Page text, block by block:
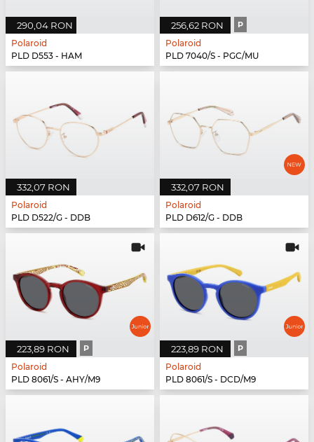
290,04 RON
Polaroid
PLD D553 - HAM
256,62 RON P
Polaroid
PLD 7040/S - PGC/MU
332,07 RON
Polaroid
PLD D522/G - DDB
332,07 RON
Polaroid
PLD D612/G - DDB
223,89 RON P
Polaroid
PLD 8061/S - AHY/M9
223,89 RON P
Polaroid
PLD 8061/S - DCD/M9